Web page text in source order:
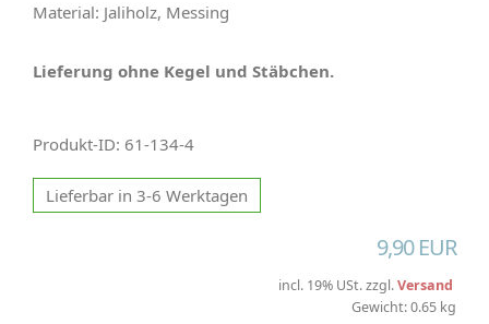
Material: Jaliholz, Messing
Lieferung ohne Kegel und Stäbchen.
Produkt-ID: 61-134-4
Lieferbar in 3-6 Werktagen
9,90 EUR
incl. 19% USt. zzgl.Versand
Gewicht: 0.65 kg